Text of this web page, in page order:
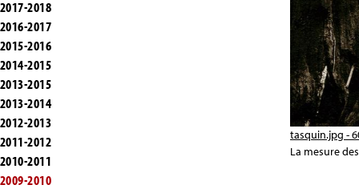
2017-2018
2016-2017
2015-2016
2014-2015
2013-2015
2013-2014
2012-2013
2011-2012
2010-2011
2009-2010
tasquin.jpg -
La mesure